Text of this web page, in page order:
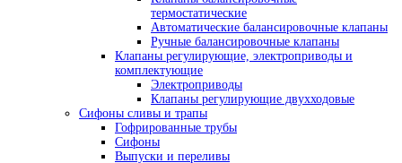
термостатические
Автоматические балансировочные клапаны
Ручные балансировочные клапаны
Клапаны регулирующие, электроприводы и
комплектующие
Электроприводы
Клапаны регулирующие двухходовые
Сифоны сливы и трапы
Гофрированные трубы
Сифоны
Выпуски и переливы